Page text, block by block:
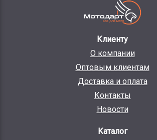
Клиенту
О компании
Оптовым клиентам
Доставка и оплата
Контакты
Новости
Каталог